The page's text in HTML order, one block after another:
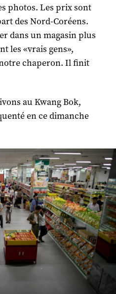
photos. Les prix sont
des Nord-Coréens.
dans un magasin plus
les «vrais gens»,
chaperon. Il finit
au Kwang Bok,
en ce dimanche